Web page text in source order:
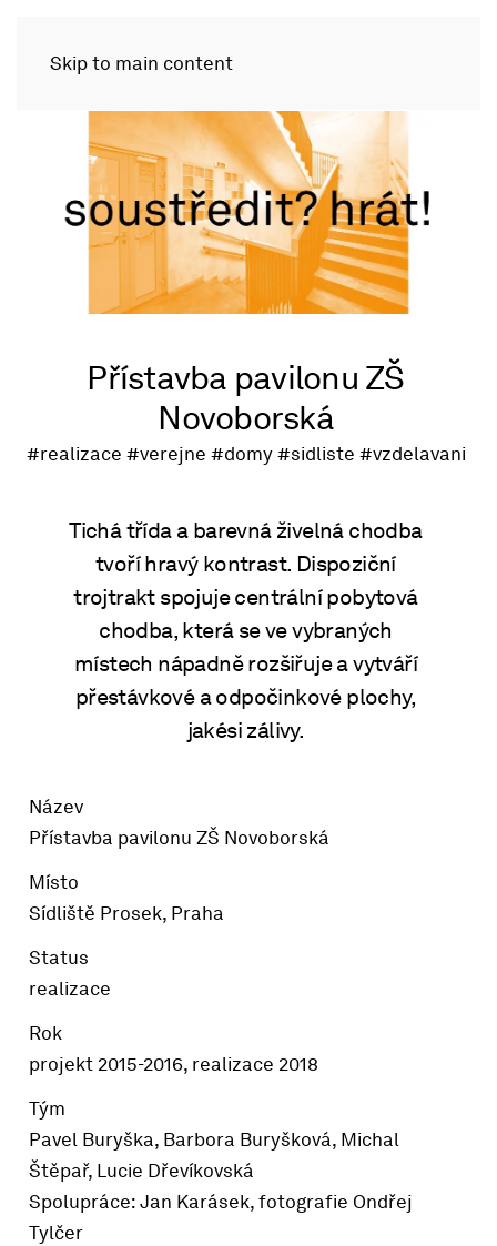
Skip to main content
Přístavba pavilonu ZŠ
Novoborská
#realizace #verejne #domy #sidliste #vzdelavani
Tichá třída a barevná živelná chodba
tvoří hravý kontrast. Dispoziční
trojtrakt spojuje centrální pobytová
chodba, která se ve vybraných
místech nápadně rozšiřuje a vytváří
přestávkové a odpočinkové plochy,
jakési zálivy.
Název
Přístavba pavilonu ZŠ Novoborská
Místo
Sídliště Prosek, Praha
Status
realizace
Rok
projekt 2015-2016, realizace 2018
Tým
Pavel Buryška, Barbora Buryšková, Michal
Štěpař, Lucie Dřevíkovská
Spolupráce: Jan Karásek, fotografie Ondřej
Tylčer